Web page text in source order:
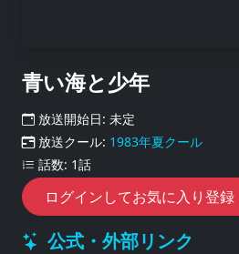
青い海と少年
放送開始日: 未定
放送クール: 1983年夏クール
話数: 1話
ログインしてお気に入り登録
公式・外部リンク